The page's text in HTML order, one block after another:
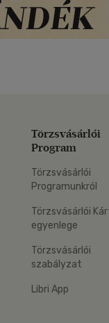
Törzsvásárlói
Program
Törzsvásárlói
Programunkról
Törzsvásárlói
egyenlege
Törzsvásárlói
szabályzat
Libri App